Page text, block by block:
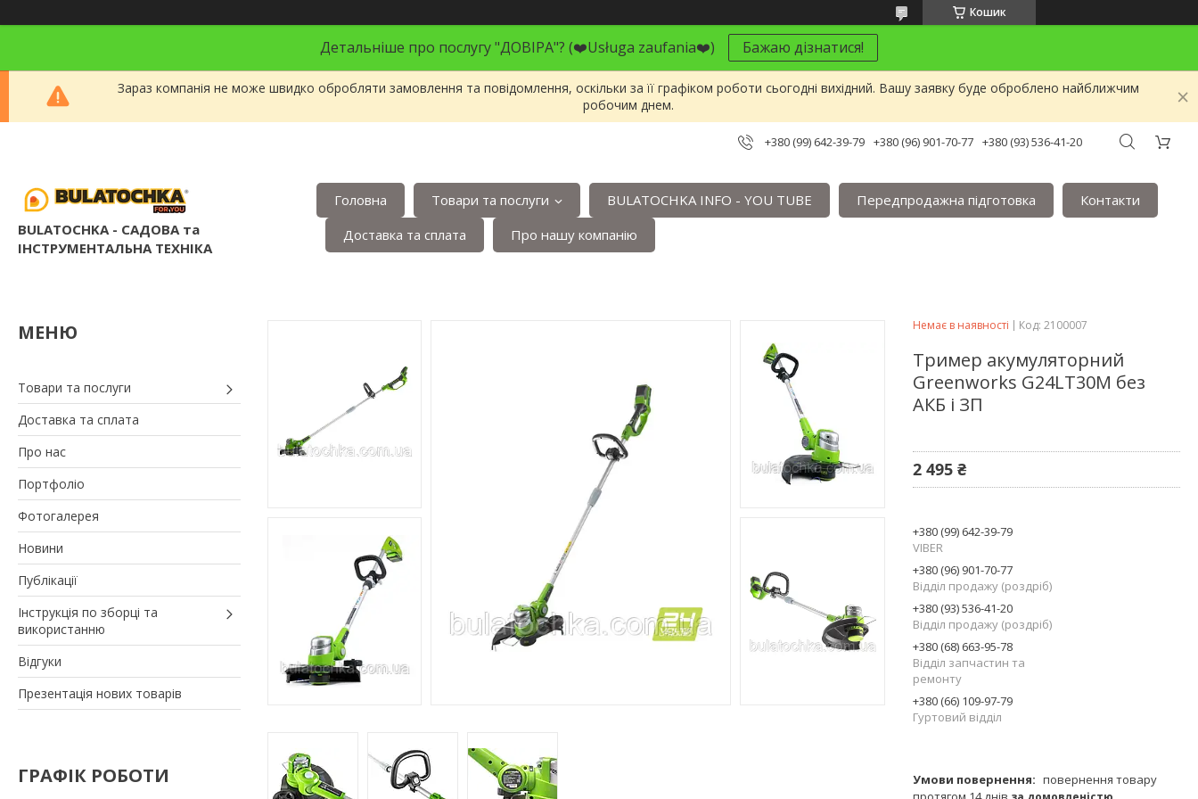
Кошик
Детальніше про послугу "ДОВІРА"? (❤️Usługa zaufania❤️) Бажаю дізнатися!
Зараз компанія не може швидко обробляти замовлення та повідомлення, оскільки за її графіком роботи сьогодні вихідний. Вашу заявку буде оброблено найближчим
робочим днем.
+380 (99) 642-39-79 +380 (96) 901-70-77 +380 (93) 536-41-20
BULATOCHKA - САДОВА та
ІНСТРУМЕНТАЛЬНА ТЕХНІКА
Головна Товари та послуги BULATOCHKA INFO - YOU TUBE Передпродажна підготовка
Контакти
Доставка та сплата
Про нашу компанію
Товари та послуги
Доставка та сплата
Про нас
Портфоліо
Фотогалерея
Новини
Публікації
Інструкція по зборці та
використанню
Відгуки
Презентація нових товарів
ГРАФІК РОБОТИ
Немає в наявності Код: 2100007
Тример акумуляторний
Greenworks G24LT30M без
АКБ і ЗП
2 495 ₴
+380 (99) 642-39-79
VIBER
+380 (96) 901-70-77
Відділ продажу (роздріб)
+380 (93) 536-41-20
Відділ продажу (роздріб)
+380 (68) 663-95-78
Відділ запчастин та
ремонту
+380 (66) 109-97-79
Гуртовий відділ
повернення товару